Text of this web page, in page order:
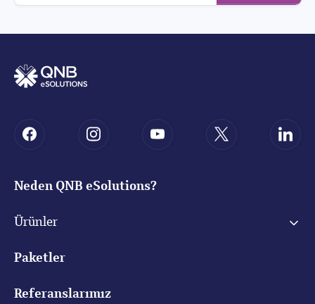
Neden QNB eSolutions?
Ürünler
Paketler
Referanslarımız